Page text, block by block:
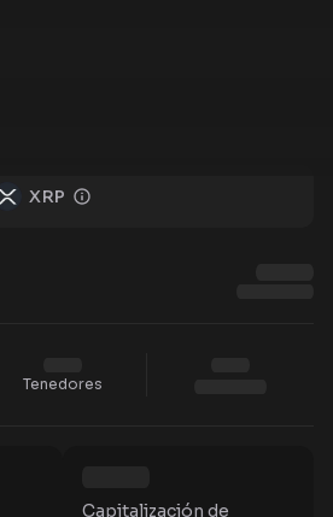
XRP
Tenedores
Capitalización de